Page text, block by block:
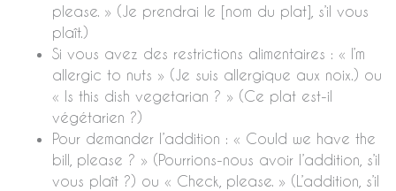
please. » (Je prendrai le [nom du plat], s’il vous
plaît.)
Si vous avez des restrictions alimentaires : « I’m
allergic to nuts » (Je suis allergique aux noix.) ou
« Is this dish vegetarian ? » (Ce plat est-il
végétarien ?)
Pour demander l’addition : « Could we have the
bill, please ? » (Pourrions-nous avoir l’addition, s’il
vous plaît ?) ou « Check, please. » (L’addition, s’il